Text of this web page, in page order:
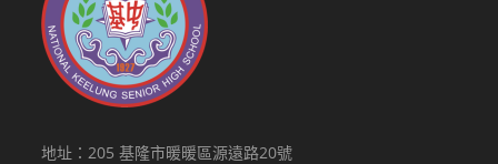
地址：205 基隆市暖暖區源遠路20號